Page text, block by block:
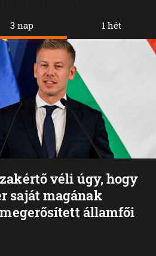
3 nap
véli úgy, hogy
saját magának
államfői
1 hét